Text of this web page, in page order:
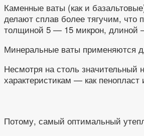
Каменные ваты (как и
делают сплав более тягучим, что
толщиной 5 — 15 микрон,
Минеральные ваты применяются
Несмотря на столь значительный
характеристикам — как
Потому, самый оптимальный